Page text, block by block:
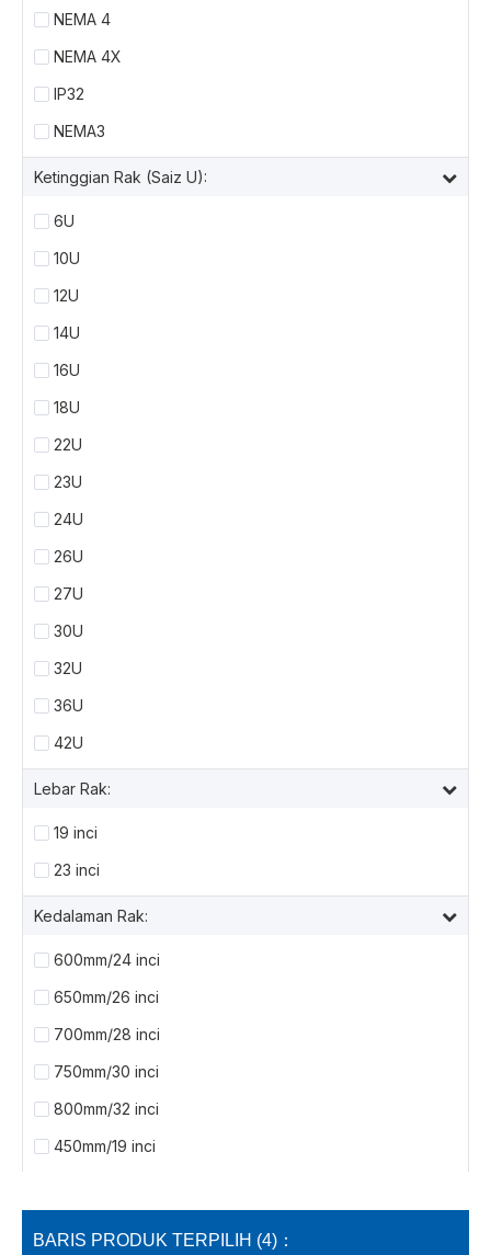
NEMA 4
NEMA 4X
IP32
NEMA3
Ketinggian Rak (Saiz U):
6U
10U
12U
14U
16U
18U
22U
23U
24U
26U
27U
30U
32U
36U
42U
Lebar Rak:
19 inci
23 inci
Kedalaman Rak:
600mm/24 inci
650mm/26 inci
700mm/28 inci
750mm/30 inci
800mm/32 inci
450mm/19 inci
BARIS PRODUK TERPILIH (4)：